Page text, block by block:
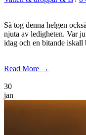
Så tog denna helgen
njuta av ledigheten. Var
idag och en bitande
Read More →
30
jan